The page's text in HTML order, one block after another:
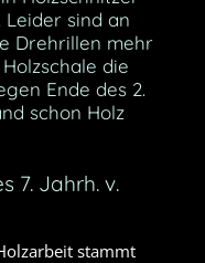
sind an
Drehrillen mehr
die
Ende des 2.
schon Holz
7. Jahrh. v.
stammt